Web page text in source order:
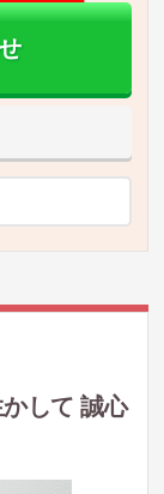
して 誠心